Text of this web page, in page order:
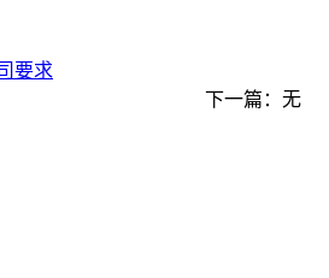
要求
下一篇：无